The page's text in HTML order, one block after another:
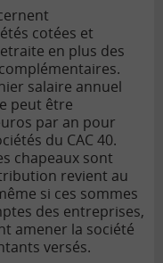
cotées et
en plus des
salaire annuel
peut être
par an pour
du CAC 40.
chapeaux sont
revient au
si ces sommes
des entreprises,
amener la société
versés.